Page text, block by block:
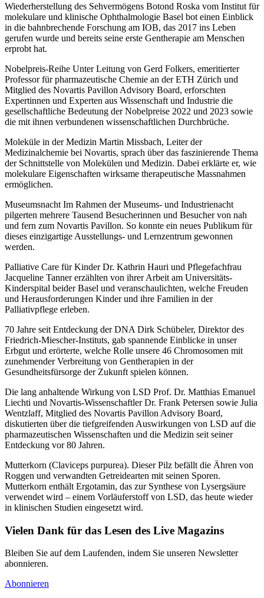
Wiederherstellung des Sehvermögens Botond Roska vom Institut für
molekulare und klinische Ophthalmologie Basel bot einen Einblick
in die bahnbrechende Forschung am IOB, das 2017 ins Leben
gerufen wurde und bereits seine erste Gentherapie am Menschen
erprobt hat.
Nobelpreis-Reihe Unter Leitung von Gerd Folkers, emeritierter
Professor für pharmazeutische Chemie an der ETH Zürich und
Mitglied des Novartis Pavillon Advisory Board, erforschten
Expertinnen und Experten aus Wissenschaft und Industrie die
gesellschaftliche Bedeutung der Nobelpreise 2022 und 2023 sowie
die mit ihnen verbundenen wissenschaftlichen Durchbrüche.
Moleküle in der Medizin Martin Missbach, Leiter der
Medizinalchemie bei Novartis, sprach über das faszinierende Thema
der Schnittstelle von Molekülen und Medizin. Dabei erklärte er, wie
molekulare Eigenschaften wirksame therapeutische Massnahmen
ermöglichen.
Museumsnacht Im Rahmen der Museums- und Industrienacht
pilgerten mehrere Tausend Besucherinnen und Besucher von nah
und fern zum Novartis Pavillon. So konnte ein neues Publikum für
dieses einzigartige Ausstellungs- und Lernzentrum gewonnen
werden.
Palliative Care für Kinder Dr. Kathrin Hauri und Pflegefachfrau
Jacqueline Tanner erzählten von ihrer Arbeit am Universitäts-
Kinderspital beider Basel und veranschaulichten, welche Freuden
und Herausforderungen Kinder und ihre Familien in der
Palliativpflege erleben.
70 Jahre seit Entdeckung der DNA Dirk Schübeler, Direktor des
Friedrich-Miescher-Instituts, gab spannende Einblicke in unser
Erbgut und erörterte, welche Rolle unsere 46 Chromosomen mit
zunehmender Verbreitung von Gentherapien in der
Gesundheitsfürsorge der Zukunft spielen können.
Die lang anhaltende Wirkung von LSD Prof. Dr. Matthias Emanuel
Liechti und Novartis-Wissenschaftler Dr. Frank Petersen sowie Julia
Wentzlaff, Mitglied des Novartis Pavillon Advisory Board,
diskutierten über die tiefgreifenden Auswirkungen von LSD auf die
pharmazeutischen Wissenschaften und die Medizin seit seiner
Entdeckung vor 80 Jahren.
Mutterkorn (Claviceps purpurea). Dieser Pilz befällt die Ähren von
Roggen und verwandten Getreidearten mit seinen Sporen.
Mutterkorn enthält Ergotamin, das zur Synthese von Lysergsäure
verwendet wird – einem Vorläuferstoff von LSD, das heute wieder
in klinischen Studien eingesetzt wird.
Vielen Dank für das Lesen des Live Magazins
Bleiben Sie auf dem Laufenden, indem Sie unseren Newsletter
abonnieren.
Abonnieren